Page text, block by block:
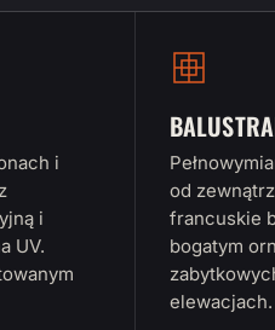
i
i
UV.
od
francuskie
bogatym
elewacjach.